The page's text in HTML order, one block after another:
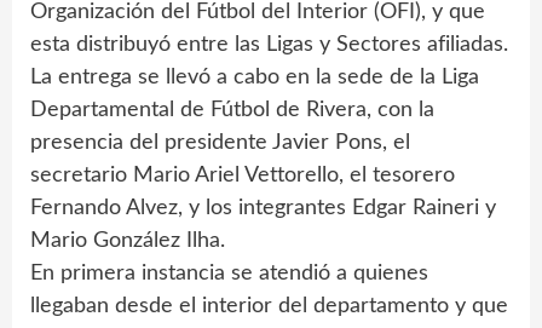
Organización del Fútbol del Interior (OFI), y que
esta distribuyó entre las Ligas y Sectores afiliadas.
La entrega se llevó a cabo en la sede de la Liga
Departamental de Fútbol de Rivera, con la
presencia del presidente Javier Pons, el
secretario Mario Ariel Vettorello, el tesorero
Fernando Alvez, y los integrantes Edgar Raineri y
Mario González Ilha.
En primera instancia se atendió a quienes
llegaban desde el interior del departamento y que